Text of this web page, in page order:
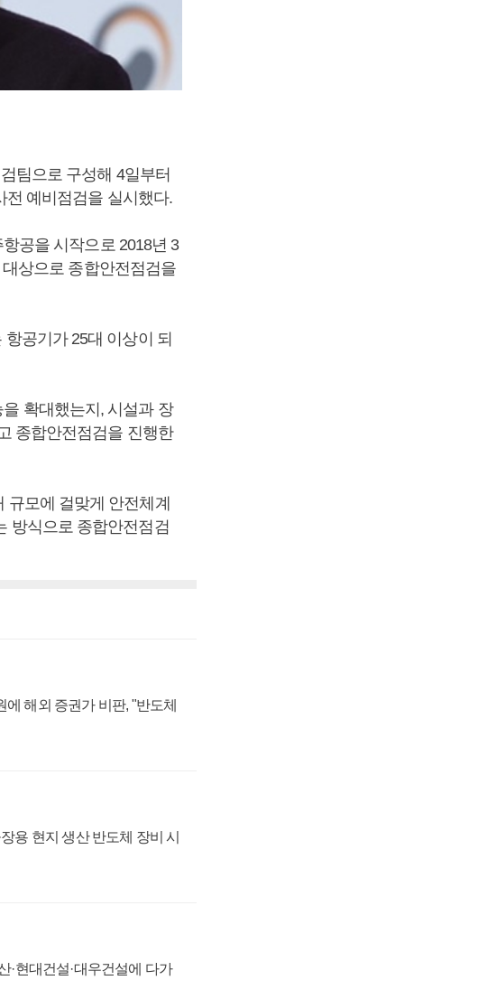
팀으로 구성해 4일부터
전 예비점검을 실시했다.
공을 시작으로 2018년 3
상으로 종합안전점검을
공기가 25대 이상이 되
확대했는지, 시설과 장
종합안전점검을 진행한
모에 걸맞게 안전체계
방식으로 종합안전점검
해외 증권가 비판, "반도체
용 현지 생산 반도체 장비 시
·현대건설·대우건설에 다가